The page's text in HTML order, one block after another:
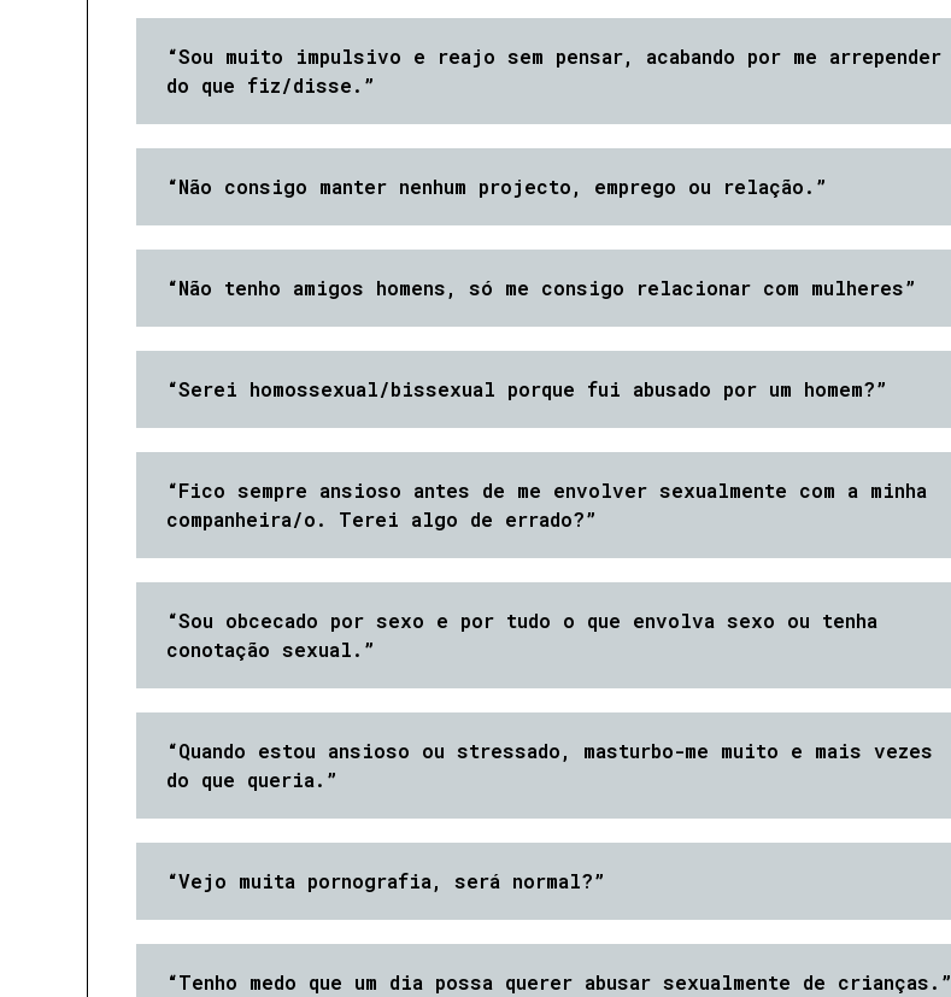
“Sou muito impulsivo e reajo sem pensar, acabando por me arrepender
do que fiz/disse.”
“Não consigo manter nenhum projecto, emprego ou relação.”
“Não tenho amigos homens, só me consigo relacionar com mulheres”
“Serei homossexual/bissexual porque fui abusado por um homem?”
“Fico sempre ansioso antes de me envolver sexualmente com a minha
companheira/o. Terei algo de errado?”
“Sou obcecado por sexo e por tudo o que envolva sexo ou tenha
conotação sexual.”
“Quando estou ansioso ou stressado, masturbo-me muito e mais vezes
do que queria.”
“Vejo muita pornografia, será normal?”
“Tenho medo que um dia possa querer abusar sexualmente de crianças.”